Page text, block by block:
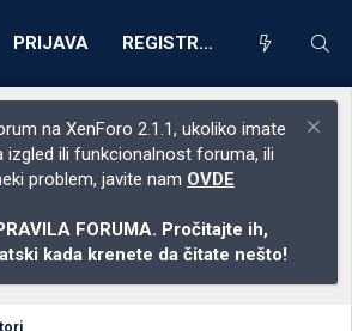
PRIJAVA REGISTRACIJA
na XenForo 2.1.1, ukoliko imate
izgled ili funkcionalnost foruma, ili
problem, javite nam OVDE
FORUMA. Pročitajte ih,
kada krenete da čitate nešto!